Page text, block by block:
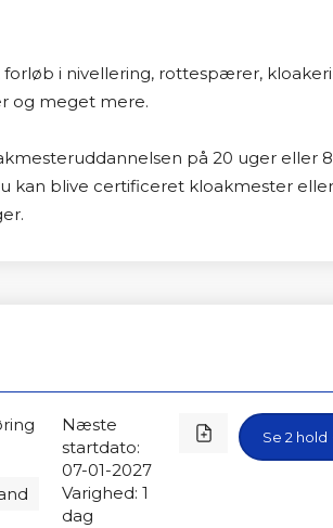
forløb i nivellering, rottespærer,
og meget mere.
på 20 uger eller
kan blive certificeret kloakmester eller
Se 2 hold
Næste
startdato:
07-01-2027
Varighed: 1
dag